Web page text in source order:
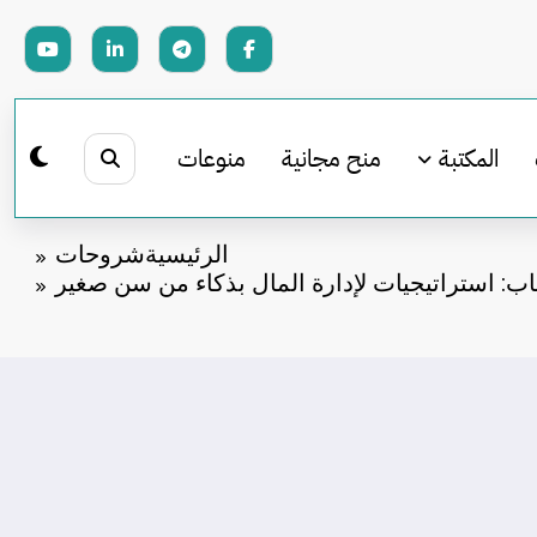
المكتبة منح مجانية منوعات
الرئيسيةشروحات
استراتيجيات لإدارة المال بذكاء من سن صغير